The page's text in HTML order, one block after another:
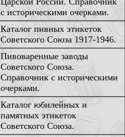
с историческими очерками.
Каталог пивных этикеток
Советского Союза 1917-1946.
Пивоваренные заводы
Советского Союза.
Справочник с историческими
очерками.
Каталог юбилейных и
памятных этикеток
Советского Союза.